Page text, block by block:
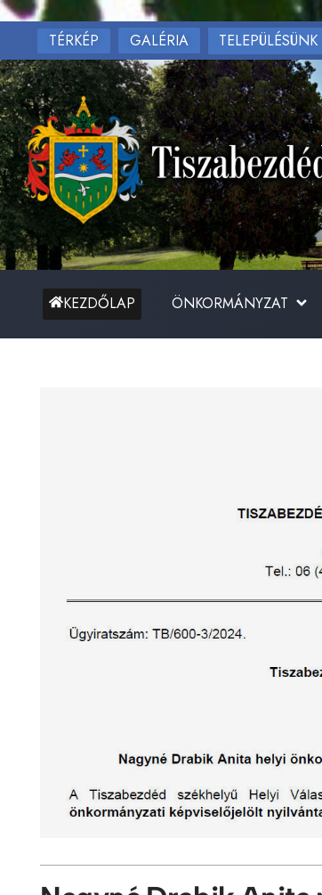
TÉRKÉP GALÉRIA TELEPÜLÉSÜNK
KEZDŐLAP ÖNKORMÁNYZAT